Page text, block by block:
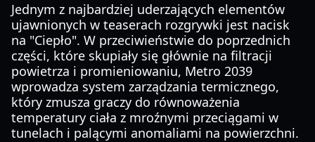
Jednym z najbardziej uderzających elementów
ujawnionych w teaserach rozgrywki jest nacisk
na "Ciepło". W przeciwieństwie do poprzednich
części, które skupiały się głównie na filtracji
powietrza i promieniowaniu, Metro 2039
wprowadza system zarządzania termicznego,
który zmusza graczy do równoważenia
temperatury ciała z mroźnymi przeciągami w
tunelach i palącymi anomaliami na powierzchni.